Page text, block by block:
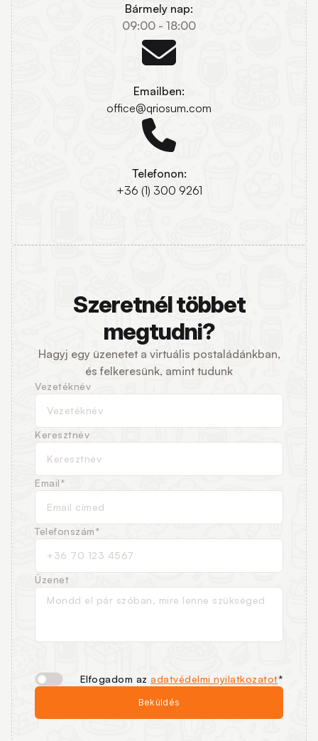
Bármely nap:
09:00 - 18:00
Emailben:
office@qriosum.com
Telefonon:
+36 (1) 300 9261
Szeretnél többet
megtudni?
Hagyj egy üzenetet a virtuális postaládánkban,
és felkeresünk, amint tudunk
Vezetéknév
Keresztnév
Email*
Telefonszám*
Üzenet
Elfogadom az adatvédelmi nyilatkozatot*
Beküldés